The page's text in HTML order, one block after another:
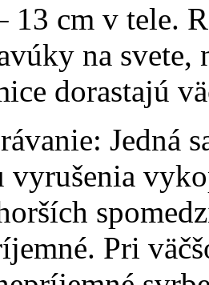
13 cm v tele.
na
dorastajú
Jedná
vyrušenia
Pri